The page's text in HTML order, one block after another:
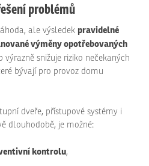
problémů
ale výsledek pravidelné
výměny opotřebovaných
výrazně snižuje riziko nečekaných
bývají pro provoz domu
dveře, přístupové systémy i
dlouhodobě, je možné:
kontrolu,